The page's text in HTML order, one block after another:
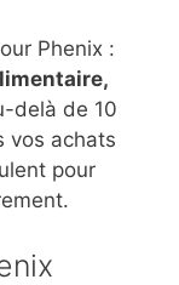
Phenix :
delà de 10
vos achats
pour